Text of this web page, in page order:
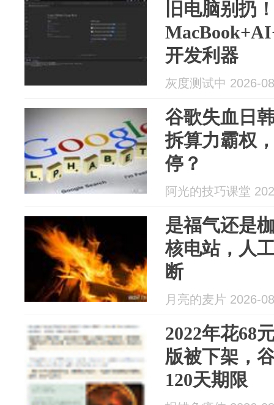
旧电脑别扔
开发利器
灰度测试中 2026-
谷歌失血日
拆算力霸权
停？
阿光的技巧课堂
是福气还是
核电站，人
断
月亮的麦片 2026-
2022年花68
版被下架，
120天期限